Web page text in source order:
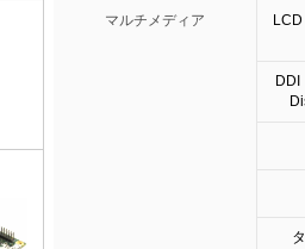
マルチメディア
DDI